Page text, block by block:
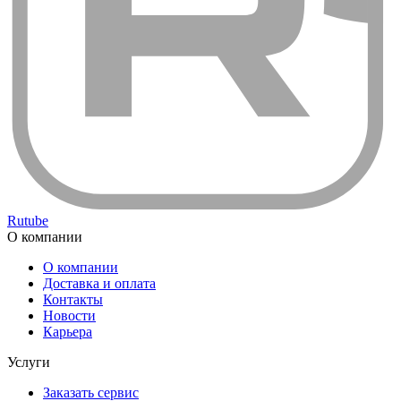
Rutube
О компании
О компании
Доставка и оплата
Контакты
Новости
Карьера
Услуги
Заказать сервис